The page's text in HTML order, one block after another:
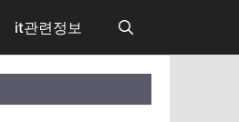
it관련정보